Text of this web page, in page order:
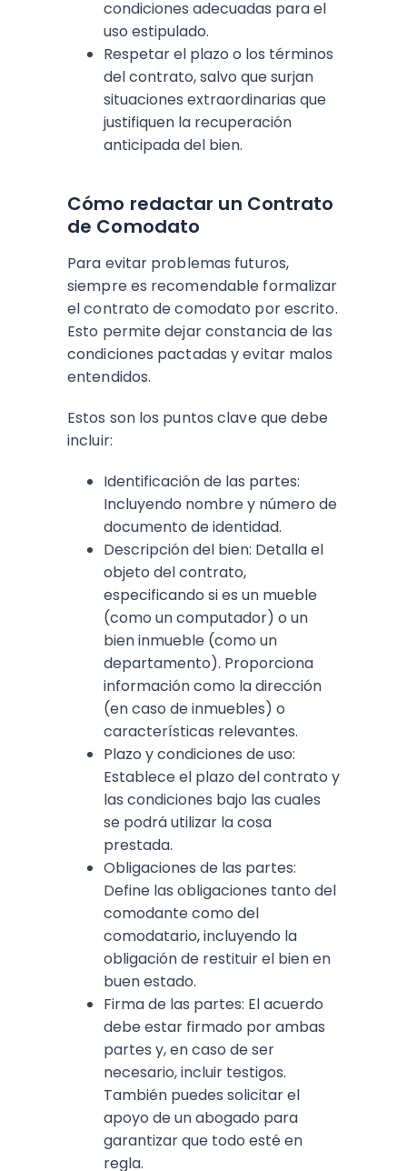
condiciones adecuadas para el
uso estipulado.
Respetar el plazo o los términos
del contrato, salvo que surjan
situaciones extraordinarias que
justifiquen la recuperación
anticipada del bien.
Cómo redactar un Contrato
de Comodato
Para evitar problemas futuros,
siempre es recomendable formalizar
el contrato de comodato por escrito.
Esto permite dejar constancia de las
condiciones pactadas y evitar malos
entendidos.
Estos son los puntos clave que debe
incluir:
Identificación de las partes:
Incluyendo nombre y número de
documento de identidad.
Descripción del bien: Detalla el
objeto del contrato,
especificando si es un mueble
(como un computador) o un
bien inmueble (como un
departamento). Proporciona
información como la dirección
(en caso de inmuebles) o
características relevantes.
Plazo y condiciones de uso:
Establece el plazo del contrato y
las condiciones bajo las cuales
se podrá utilizar la cosa
prestada.
Obligaciones de las partes:
Define las obligaciones tanto del
comodante como del
comodatario, incluyendo la
obligación de restituir el bien en
buen estado.
Firma de las partes: El acuerdo
debe estar firmado por ambas
partes y, en caso de ser
necesario, incluir testigos.
También puedes solicitar el
apoyo de un abogado para
garantizar que todo esté en
regla.